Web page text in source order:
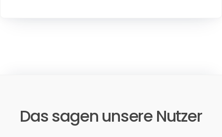
Das sagen unsere Nutzer